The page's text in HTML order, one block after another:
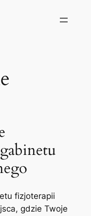
fizjoterapii
gdzie Twoje